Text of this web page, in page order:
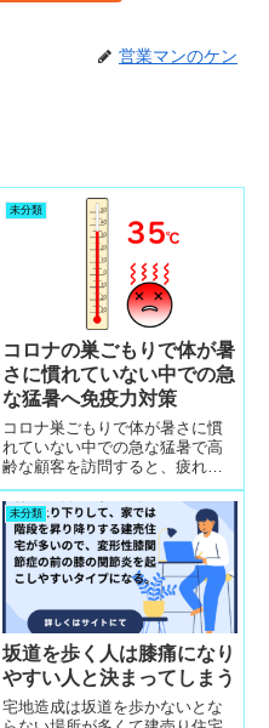
営業マンのケン
未分類
コロナの巣ごもりで体が暑
さに慣れていない中での急
な猛暑へ免疫力対策
コロナ巣ごもりで体が暑さに慣
れていない中での急な猛暑で高
齢な顧客を訪問すると、疲れや
だるさを感じていると元気がな
い状態になっているので免疫力
を高める方法の生活習慣の見直
しと基礎代謝が低下して太るき
っかけになることを理解して個
別セルフケア強化
未分類
坂道を歩く人は膝痛になり
やすい人と決まってしまう
宅地造成は坂道を歩かないとな